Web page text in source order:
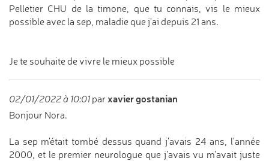
Pelletier CHU de la timone, que tu connais, vis le mieux
possible avec la sep, maladie que j'ai depuis 21 ans.
Je te souhaite de vivre le mieux possible
02/01/2022 à 10:01 par xavier gostanian
Bonjour Nora.
La sep m'était tombé dessus quand j'avais 24 ans, l'année
2000, et le premier neurologue que j'avais vu m'avait juste